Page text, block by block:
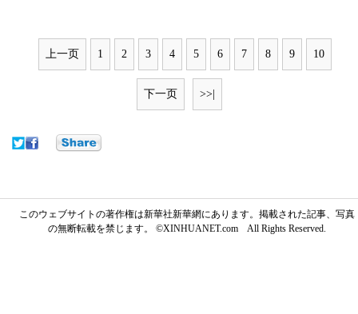
中日対訳
上一页 1 2 3 4 5 6 7 8 9 10
下一页 >>|
このウェブサイトの著作権は新華社新華網にあります。掲載された記事、写真
の無断転載を禁じます。 ©XINHUANET.com All Rights Reserved.